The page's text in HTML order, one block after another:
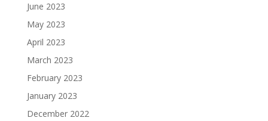
June 2023
May 2023
April 2023
March 2023
February 2023
January 2023
December 2022